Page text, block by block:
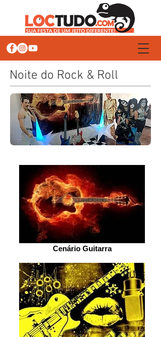
Noite do Rock & Roll
Cenário Guitarra